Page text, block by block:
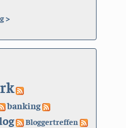
>
banking
Bloggertreffen